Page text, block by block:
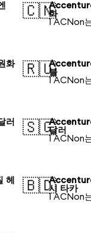
🇨🇳
화
1 ACNon
화
🇷🇺
블
1 ACNon
러
🇸🇬달러
1 ACNon
헤
🇧🇩시 타카
1 ACNon